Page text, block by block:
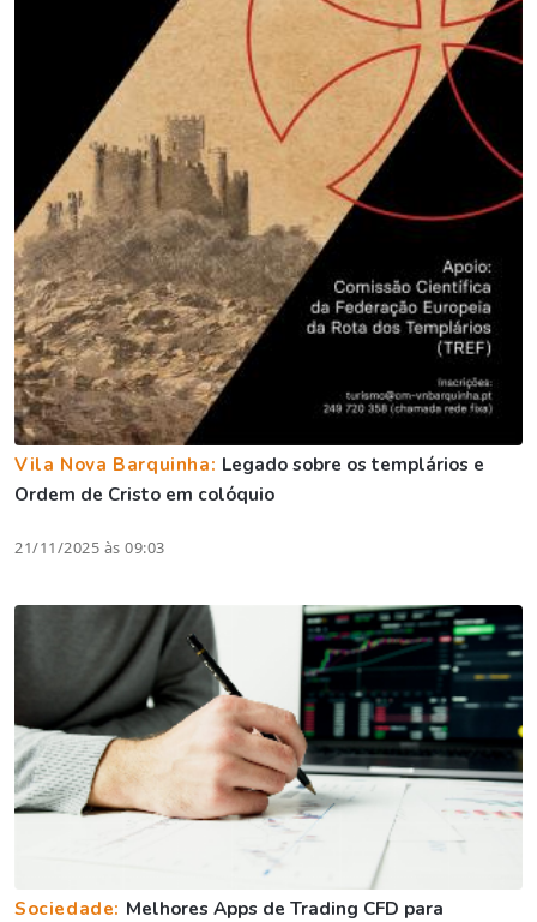
Vila Nova Barquinha: Legado sobre os templários e
Ordem de Cristo em colóquio
21/11/2025 às 09:03
Sociedade: Melhores Apps de Trading CFD para